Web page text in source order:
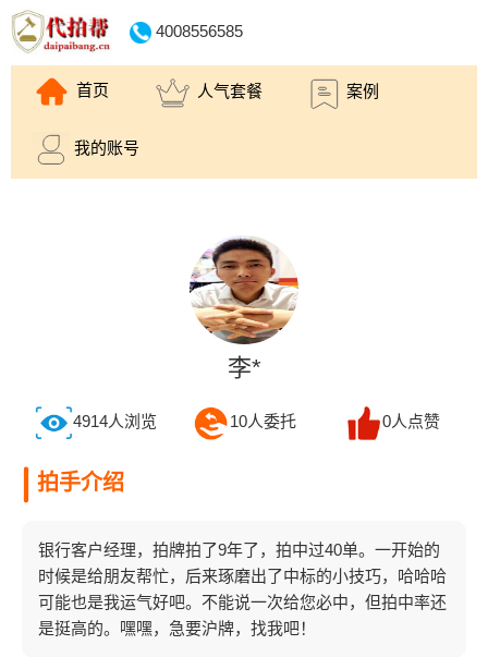
4008556585
首页 人气套餐 案例
我的账号
李*
4914人浏览 10人委托 0人点赞
拍手介绍
银行客户经理，拍牌拍了9年了，拍中过40单。一开始的
时候是给朋友帮忙，后来琢磨出了中标的小技巧，哈哈哈
可能也是我运气好吧。不能说一次给您必中，但拍中率还
是挺高的。嘿嘿，急要沪牌，找我吧！